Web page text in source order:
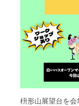
枡形山展望台を